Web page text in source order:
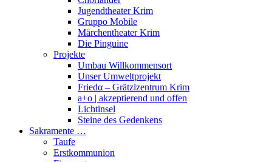
Jugendtheater Krim
Gruppo Mobile
Märchentheater Krim
Die Pinguine
Projekte
Umbau Willkommensort
Unser Umweltprojekt
Friedα – Grätzlzentrum Krim
a+o | akzeptierend und offen
Lichtinsel
Steine des Gedenkens
Sakramente …
Taufe
Erstkommunion